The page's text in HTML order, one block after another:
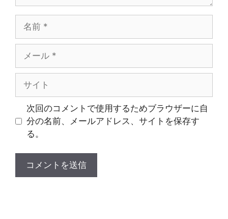
ル
次回のコメントで使用するためブラウザーに自
分の名前、メールアドレス、サイトを保存す
る。